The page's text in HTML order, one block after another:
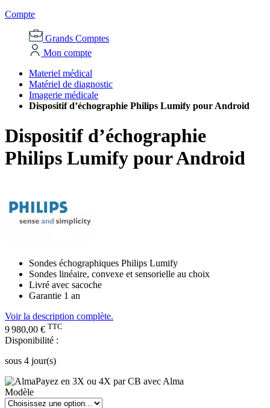
Compte
Grands Comptes
Mon compte
Materiel médical
Matériel de diagnostic
Imagerie médicale
Dispositif d’échographie Philips Lumify pour Android
Dispositif d’échographie
Philips Lumify pour Android
Sondes échographiques Philips Lumify
Sondes linéaire, convexe et sensorielle au choix
Livré avec sacoche
Garantie 1 an
Voir la description complète.
9 980,00 € TTC
Disponibilité :
sous 4 jour(s)
Payez en 3X ou 4X par CB avec Alma
Modèle